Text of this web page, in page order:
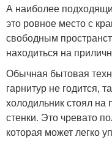
А наиболее
это ровное место с
свободным
находиться на
Обычная бытовая
гарнитур не годится,
холодильник стоял
стенки. Это чревато
которая может легко